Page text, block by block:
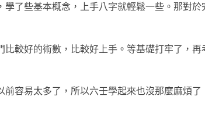
了些基本概念，上手八字就輕鬆一些。那對
較好的術數，比較好上手。等基礎打牢了，
容易太多了，所以六壬學起來也沒那麼麻煩